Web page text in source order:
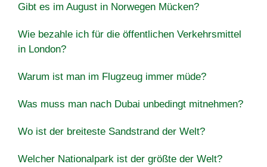
Gibt es im August in Norwegen Mücken?
Wie bezahle ich für die öffentlichen Verkehrsmittel
in London?
Warum ist man im Flugzeug immer müde?
Was muss man nach Dubai unbedingt mitnehmen?
Wo ist der breiteste Sandstrand der Welt?
Welcher Nationalpark ist der größte der Welt?